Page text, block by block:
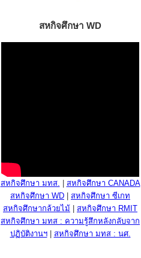
สหกิจศึกษา WD
สหกิจศึกษา มทส.
สหกิจศึกษา CANADA
สหกิจศึกษา WD
สหกิจศึกษา ซีเกท
สหกิจศึกษากล้วยไม้
สหกิจศึกษา RMIT
สหกิจศึกษา มทส : ความรู้สึกหลังกลับจาก
ปฏิบัติงานฯ| สหกิจศึกษา มทส : นศ.